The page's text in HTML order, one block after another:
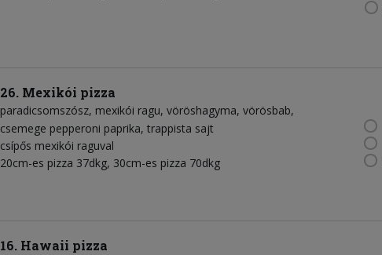
26. Mexikói pizza
paradicsomszósz mexikói ragu vöröshagyma vörösbab
csemege pepperoni paprika trappista sajt
csípős mexikói raguval
20cm-es pizza 37dkg, 30cm-es pizza 70dkg
16. Hawaii pizza